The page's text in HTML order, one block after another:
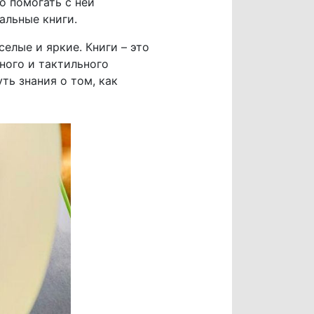
книги.
и яркие. Книги – это
и тактильного
знания о том, как